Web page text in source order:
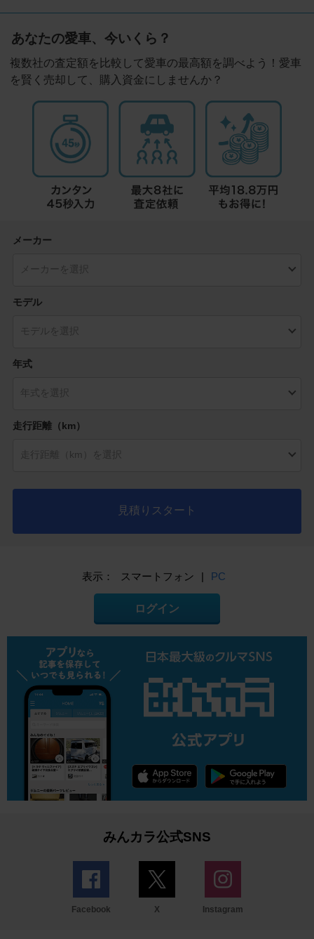
あなたの愛車、今いくら？
複数社の査定額を比較して愛車の最高額を調べよう！愛車
を賢く売却して、購入資金にしませんか？
メーカー
モデル
年式
走行距離（km）
見積りスタート
表示： スマートフォン | PC
ログイン
みんカラ公式SNS
Facebook X Instagram